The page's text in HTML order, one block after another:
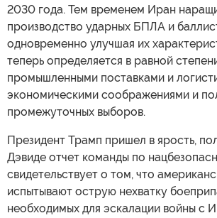
2030 года. Тем временем Иран
производство ударных БПЛА и
одновременно улучшая их
теперь определяется в равной
промышленными поставками и
экономическими соображениями и
промежуточных выборов.
Президент Трамп пришел в ярость,
Дэвиде отчет команды по
свидетельствует о том, что
испытывают острую нехватку
необходимых для эскалации войны с